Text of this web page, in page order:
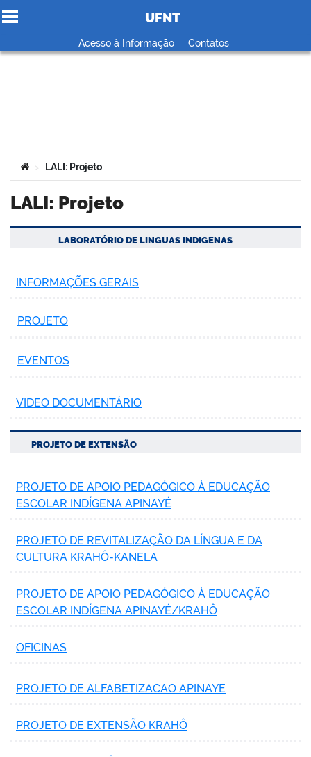
Ir para o conteúdo
UFNT
Acesso à Informação Contatos
Você está aqui:
> LALI: Projeto
LALI: Projeto
LABORATÓRIO DE LINGUAS INDIGENAS
INFORMAÇÕES GERAIS
PROJETO
EVENTOS
VIDEO DOCUMENTÁRIO
PROJETO DE EXTENSÃO
PROJETO DE APOIO PEDAGÓGICO À EDUCAÇÃO
ESCOLAR INDÍGENA APINAYÉ
PROJETO DE REVITALIZAÇÃO DA LÍNGUA E DA
CULTURA KRAHÔ-KANELA
PROJETO DE APOIO PEDAGÓGICO À EDUCAÇÃO
ESCOLAR INDÍGENA APINAYÉ/KRAHÔ
OFICINAS
PROJETO DE ALFABETIZACAO APINAYE
PROJETO DE EXTENSÃO KRAHÔ